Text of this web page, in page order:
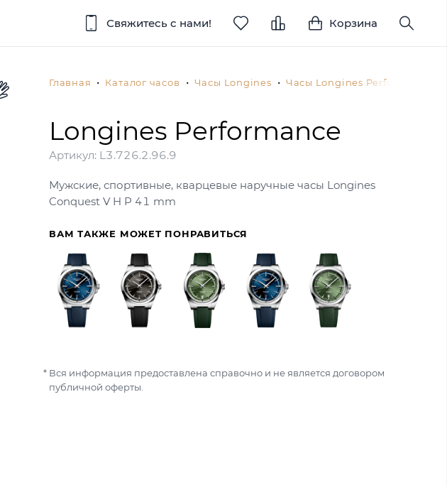
Свяжитесь с нами! Корзина
Главная Каталог часов Часы Longines Часы Longines Performance
Longines Performance
Артикул: L3.726.2.96.9
Мужские, спортивные, кварцевые наручные часы Longines
Conquest V H P 41 mm
ВАМ ТАКЖЕ МОЖЕТ ПОНРАВИТЬСЯ
Вся информация предоставлена справочно и не является договором
публичной оферты.